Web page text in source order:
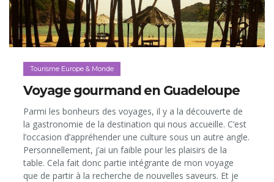
Tourisme Europe & Monde
Voyage gourmand en Guadeloupe
Parmi les bonheurs des voyages, il y a la découverte de
la gastronomie de la destination qui nous accueille. C’est
l’occasion d’appréhender une culture sous un autre angle.
Personnellement, j’ai un faible pour les plaisirs de la
table. Cela fait donc partie intégrante de mon voyage
que de partir à la recherche de nouvelles saveurs. Et je